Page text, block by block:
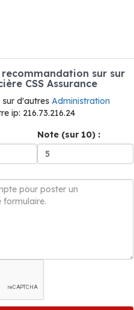
sur sur
CSS Assurance
d'autres Administration
ip: 216.73.216.24
Note (sur 10) :